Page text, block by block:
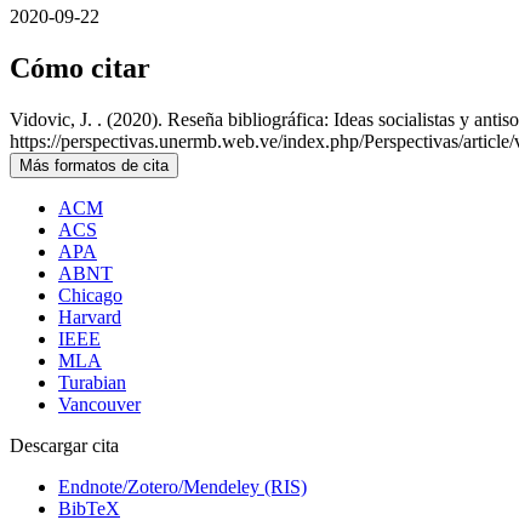
2020-09-22
Cómo citar
Vidovic, J. . (2020). Reseña bibliográfica: Ideas socialistas y
https://perspectivas.unermb.web.ve/index.php/Perspectivas/
Más formatos de cita
ACM
ACS
APA
ABNT
Chicago
Harvard
IEEE
MLA
Turabian
Vancouver
Descargar cita
Endnote/Zotero/Mendeley (RIS)
BibTeX